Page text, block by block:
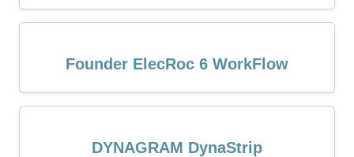
Founder ElecRoc 6 WorkFlow
DYNAGRAM DynaStrip